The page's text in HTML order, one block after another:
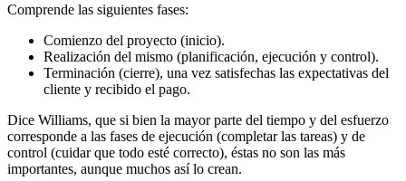
Comprende las siguientes fases:
Comienzo del proyecto (inicio).
Realización del mismo (planificación, ejecución y control).
Terminación (cierre), una vez satisfechas las expectativas del
cliente y recibido el pago.
Dice Williams, que si bien la mayor parte del tiempo y del esfuerzo
corresponde a las fases de ejecución (completar las tareas) y de
control (cuidar que todo esté correcto), éstas no son las más
importantes, aunque muchos así lo crean.